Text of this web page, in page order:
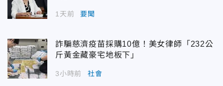
1天前 要聞
詐騙慈濟疫苗採購10億！美女律師「232公
斤黃金藏豪宅地板下」
3小時前 社會